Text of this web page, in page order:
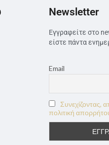
Newsletter
Εγγραφείτε στο
είστε πάντα
Email
Συνεχίζοντας,
πολιτική